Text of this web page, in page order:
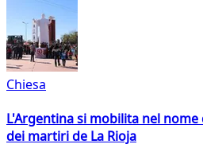
Chiesa
L'Argentina si mobilita nel nome
dei martiri de La Rioja